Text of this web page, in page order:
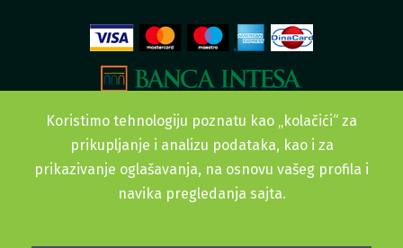
Koristimo tehnologiju poznatu kao „kolačići“ za
prikupljanje i analizu podataka, kao i za
prikazivanje oglašavanja, na osnovu vašeg profila i
navika pregledanja sajta.